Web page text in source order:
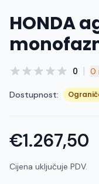
HONDA
0 | 0
Dostupnost:
€1.267,50
Cijena uključuje PDV.